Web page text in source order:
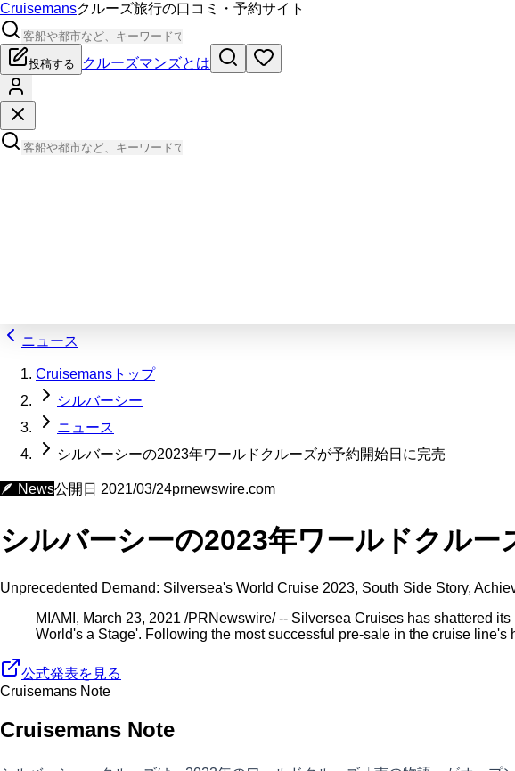
Cruisemansクルーズ旅行の口コミ・予約サイト
投稿する クルーズマンズとは
ニュース
Cruisemansトップ
シルバーシー
ニュース
シルバーシーの2023年ワールドクルーズが予約開始日に完売
🪶 News公開日 2021/03/24prnewswire.com
シルバーシーの2023年ワールドクルー
Unprecedented Demand: Silversea's World Cruise 2023, South Side Story,
MIAMI, March 23, 2021 /PRNewswire/ -- Silversea Cruises has shattered
World's a Stage'. Following the most successful pre-sale in the cruise
公式発表を見る
Cruisemans Note
Cruisemans Note